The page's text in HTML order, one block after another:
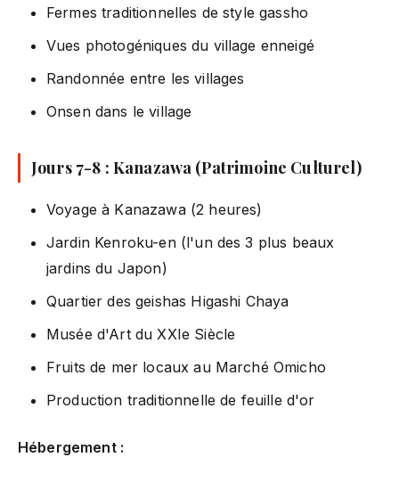
Fermes traditionnelles de style gassho
Vues photogéniques du village enneigé
Randonnée entre les villages
Onsen dans le village
Jours 7-8 : Kanazawa (Patrimoine Culturel)
Voyage à Kanazawa (2 heures)
Jardin Kenroku-en (l'un des 3 plus beaux
jardins du Japon)
Quartier des geishas Higashi Chaya
Musée d'Art du XXIe Siècle
Fruits de mer locaux au Marché Omicho
Production traditionnelle de feuille d'or
Hébergement :